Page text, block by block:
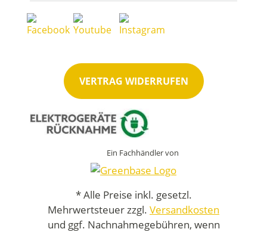
VERTRAG WIDERRUFEN
Ein Fachhändler von
* Alle Preise inkl. gesetzl.
Mehrwertsteuer zzgl. Versandkosten
und ggf. Nachnahmegebühren, wenn